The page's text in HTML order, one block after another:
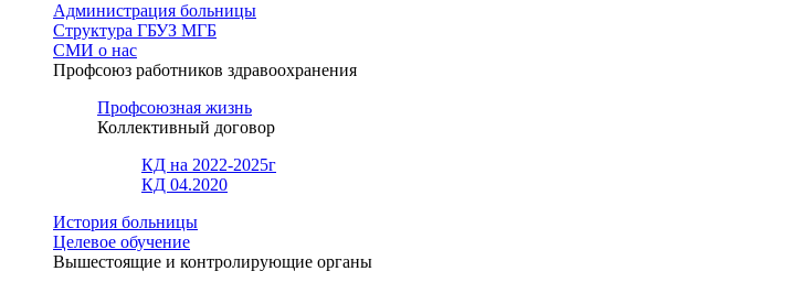
Администрация больницы
Структура ГБУЗ МГБ
СМИ о нас
Профсоюз работников здравоохранения
Профсоюзная жизнь
Коллективный договор
КД на 2022-2025г
КД 04.2020
История больницы
Целевое обучение
Вышестоящие и контролирующие органы